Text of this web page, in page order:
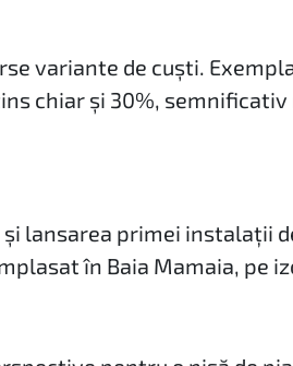
variante de cuști.
chiar și 30%,
lansarea primei instalații
în Baia Mamaia, pe